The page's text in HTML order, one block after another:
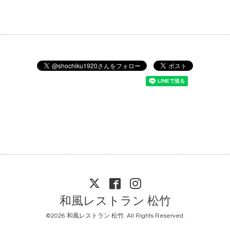
和風レストラン 松竹
©2026 和風レストラン 松竹. All Rights Reserved.